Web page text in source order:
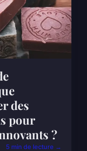
des
pour
?
5 min de lecture →